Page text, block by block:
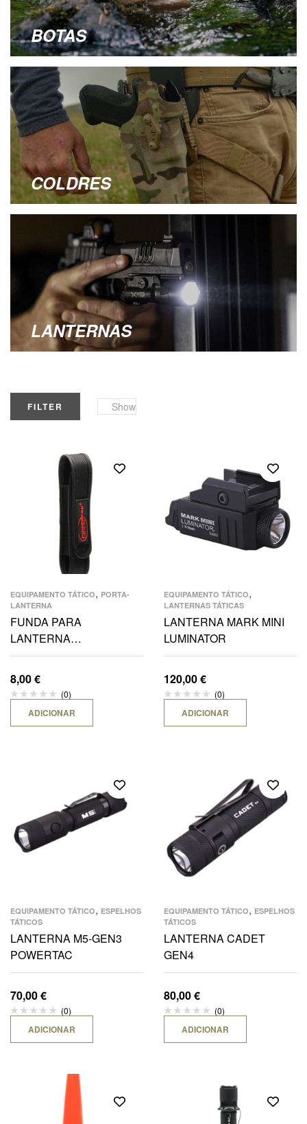
BOTAS
COLDRES
LANTERNAS
FILTER Show
EQUIPAMENTO TÁTICO, PORTA-
LANTERNA
FUNDA PARA
LANTERNA
E5/E9/M5/M6/E11/E12
8,00€
(0)
ADICIONAR
EQUIPAMENTO TÁTICO,
LANTERNAS TÁTICAS
LANTERNA MARK MINI
LUMINATOR
120,00€
(0)
ADICIONAR
EQUIPAMENTO TÁTICO, ESPELHOS
TÁTICOS
LANTERNA M5-GEN3
POWERTAC
70,00€
(0)
ADICIONAR
EQUIPAMENTO TÁTICO, ESPELHOS
TÁTICOS
LANTERNA CADET
GEN4
80,00€
(0)
ADICIONAR